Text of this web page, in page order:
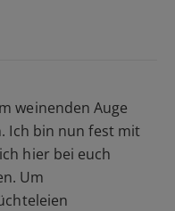
weinenden Auge
Ich bin nun fest mit
hier bei euch
Um